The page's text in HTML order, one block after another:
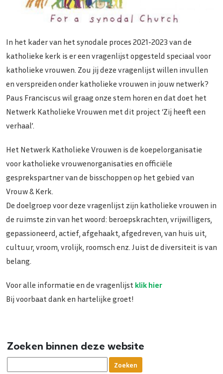
In het kader van het synodale proces 2021-2023 van de
katholieke kerk is er een vragenlijst opgesteld speciaal voor
katholieke vrouwen. Zou jij deze vragenlijst willen invullen
en verspreiden onder katholieke vrouwen in jouw netwerk?
Paus Franciscus wil graag onze stem horen en dat doet het
Netwerk Katholieke Vrouwen met dit project ‘Zij heeft een
verhaal’.
Het Netwerk Katholieke Vrouwen is de koepelorganisatie
voor katholieke vrouwenorganisaties en officiële
gesprekspartner van de bisschoppen op het gebied van
Vrouw & Kerk.
De doelgroep voor deze vragenlijst zijn katholieke vrouwen in
de ruimste zin van het woord: beroepskrachten, vrijwilligers,
gepassioneerd, actief, afgehaakt, afgedreven, van huis uit,
cultuur, vroom, vrolijk, roomsch enz. Juist de diversiteit is van
belang.
Voor alle informatie en de vragenlijst klik hier
Bij voorbaat dank en hartelijke groet!
Zoeken binnen deze website